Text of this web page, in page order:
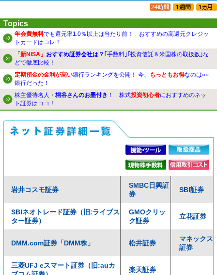
Topics
年会費無料でも還元率1.0％以上は当たり前！ おすすめの高還元クレジッ
トカードはコレ！
「新NISA」 おすすめ証券会社は？ ｢手数料｣｢投資信託＆米国株の取扱数｣な
どで徹底比較！
定期預金の金利が高い銀行ランキングを公開！ 今、 もっともお得なのは○○
銀行だった！
株主優待名人・ 桐谷さんのお墨付き ！ 株式投資初心者におすすめのネッ
ト証券はココ！
岩井コスモ証券
SMBC日興証
券
SBI証券
SBIネオトレード証券（旧:ライブス
ター証券）
GMOクリッ
ク証券
立花証券
DMM.com証券「DMM株」 松井証券
マネックス
証券
三菱UFJ eスマート証券（旧:auカ
楽天証券